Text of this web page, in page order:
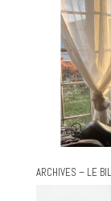
ARCHIVES – LE